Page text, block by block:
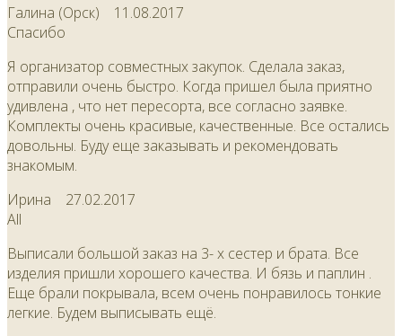
Галина (Орск) 11.08.2017
Спасибо
Я организатор совместных закупок. Сделала заказ,
отправили очень быстро. Когда пришел была приятно
удивлена , что нет пересорта, все согласно заявке.
Комплекты очень красивые, качественные. Все остались
довольны. Буду еще заказывать и рекомендовать
знакомым.
Ирина 27.02.2017
All
Выписали большой заказ на 3- х сестер и брата. Все
изделия пришли хорошего качества. И бязь и паплин .
Еще брали покрывала, всем очень понравилось тонкие
легкие. Будем выписывать ещё.